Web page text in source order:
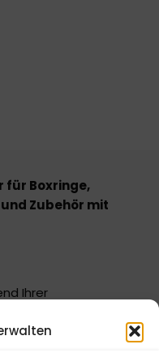
für Boxringe,
Zubehör mit
Ihrer
und jederzeit
Produktsortiment